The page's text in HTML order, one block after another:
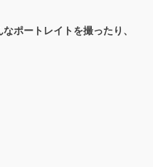
ポートレイトを撮ったり、